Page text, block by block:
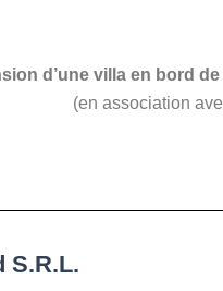
d’une villa en bord
(en association
S.R.L.